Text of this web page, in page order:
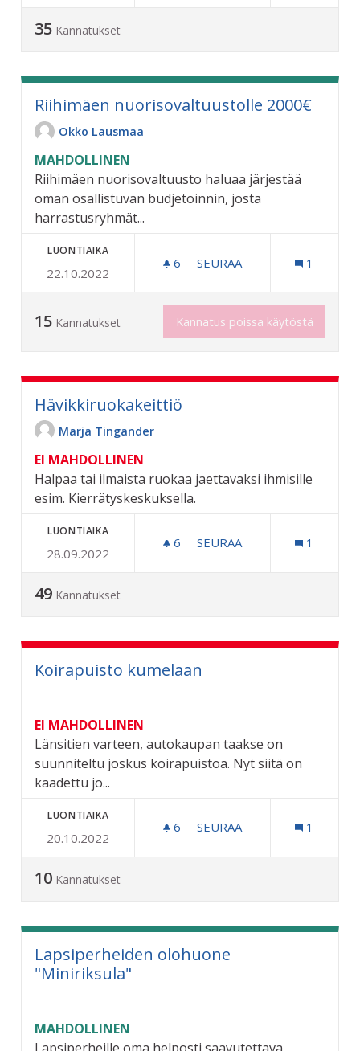
35 Kannatukset
Riihimäen nuorisovaltuustolle 2000€
Okko Lausmaa
MAHDOLLINEN
Riihimäen nuorisovaltuusto haluaa järjestää
oman osallistuvan budjetoinnin, josta
harrastusryhmät...
LUONTIAIKA
22.10.2022
6 6 SEURAAJAA
SEURAA 1
15 Kannatukset Kannatus poissa käytöstä
Hävikkiruokakeittiö
Marja Tingander
EI MAHDOLLINEN
Halpaa tai ilmaista ruokaa jaettavaksi ihmisille
esim. Kierrätyskeskuksella.
LUONTIAIKA
28.09.2022
6 6 SEURAAJAA
SEURAA 1
49 Kannatukset
Koirapuisto kumelaan
EI MAHDOLLINEN
Länsitien varteen, autokaupan taakse on
suunniteltu joskus koirapuistoa. Nyt siitä on
kaadettu jo...
LUONTIAIKA
20.10.2022
6 6 SEURAAJAA
SEURAA 1
10 Kannatukset
Lapsiperheiden olohuone
"Miniriksula"
MAHDOLLINEN